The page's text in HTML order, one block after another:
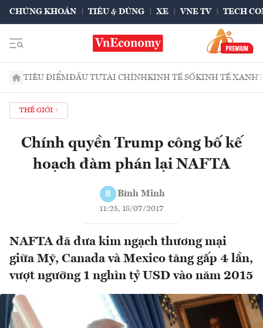
CHỨNG KHOÁN TIÊU & DÙNG XE VNE TV TECH
TIÊU ĐIỂMĐẦU TƯTÀI CHÍNHKINH TẾ SỐKINH TẾ XANH
THẾ GIỚI
Chính quyền Trump công bố kế
hoạch đàm phán lại NAFTA
B Bình Minh
11:25, 18/07/2017
NAFTA đã đưa kim ngạch thương mại
giữa Mỹ, Canada và Mexico tăng gấp 4 lần,
vượt ngưỡng 1 nghìn tỷ USD vào năm 2015